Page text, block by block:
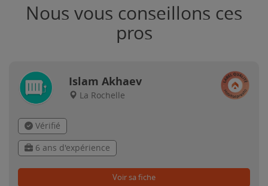
Nous vous conseillons ces
pros
Islam Akhaev
La Rochelle
Vérifié
6 ans d'expérience
Voir sa fiche